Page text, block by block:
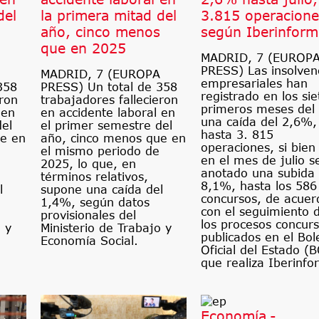
en
y
la primera mitad del
año, cinco menos
que en 2025
MADRID, 7 (EUROPA
PRESS) Un total de 358
trabajadores fallecieron
en accidente laboral en
el primer semestre del
año, cinco menos que en
el mismo periodo de
2025, lo que, en
términos relativos,
supone una caída del
1,4%, según datos
provisionales del
Ministerio de Trabajo y
Economía Social.
3.815
según Iberinform
MADRID, 7
PRESS) Las
empresariales han
registrado en los
primeros meses del
una caída del 2,6%,
hasta 3. 815
operaciones, si bien
en el mes de julio
anotado una subida
8,1%, hasta los 586
concursos, de
con el seguimiento
los procesos
publicados en el
Oficial del Estado
que realiza